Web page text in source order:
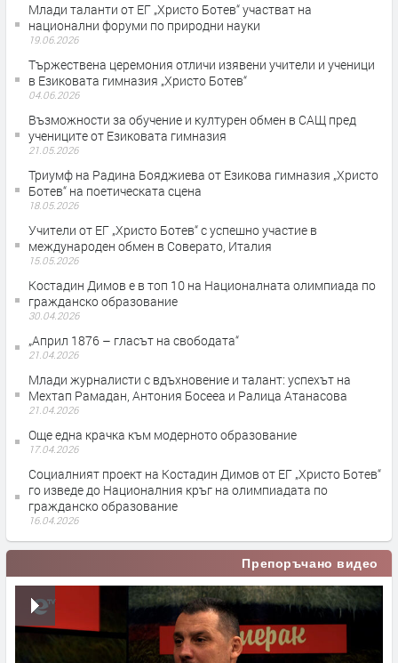
Млади таланти от ЕГ „Христо Ботев“ участват на
национални форуми по природни науки
19.06.2026
Тържествена церемония отличи изявени учители и ученици
в Езиковата гимназия „Христо Ботев“
04.06.2026
Възможности за обучение и културен обмен в САЩ пред
учениците от Езиковата гимназия
21.05.2026
Триумф на Радина Бояджиева от Езикова гимназия „Христо
Ботев“ на поетическата сцена
18.05.2026
Учители от ЕГ „Христо Ботев“ с успешно участие в
международен обмен в Соверато, Италия
15.05.2026
Костадин Димов е в топ 10 на Националната олимпиада по
гражданско образование
30.04.2026
„Април 1876 – гласът на свободата“
21.04.2026
Млади журналисти с вдъхновение и талант: успехът на
Мехтап Рамадан, Антония Босееа и Ралица Атанасова
21.04.2026
Още една крачка към модерното образование
17.04.2026
Социалният проект на Костадин Димов от ЕГ „Христо Ботев“
го изведе до Националния кръг на олимпиадата по
гражданско образование
16.04.2026
Препоръчано видео